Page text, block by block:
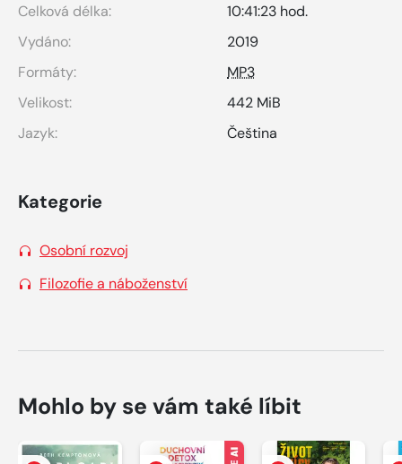
Celková délka:
10:41:23 hod.
Vydáno:
2019
Formáty:
MP3
Velikost:
442 MiB
Jazyk:
Čeština
Kategorie
Osobní rozvoj
Filozofie a náboženství
Mohlo by se vám také líbit